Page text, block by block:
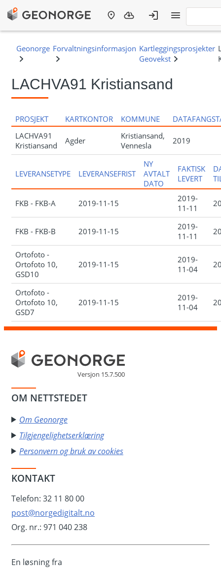
LACHVA91 Kristiansand
PROSJEKT KARTKONTOR KOMMUNE
LACHVA91
Kristiansand
Agder
Kristiansand,
Vennesla
2019
LEVERANSETYPE LEVERANSEFRIST
NY
AVTALT
DATO
FAKTISK
LEVERT
FKB - FKB-A 2019-11-15
2019-
11-11
FKB - FKB-B 2019-11-15
2019-
11-11
Ortofoto -
Ortofoto 10,
GSD10
2019-11-15
2019-
11-04
Ortofoto -
Ortofoto 10,
GSD7
2019-11-15
2019-
11-04